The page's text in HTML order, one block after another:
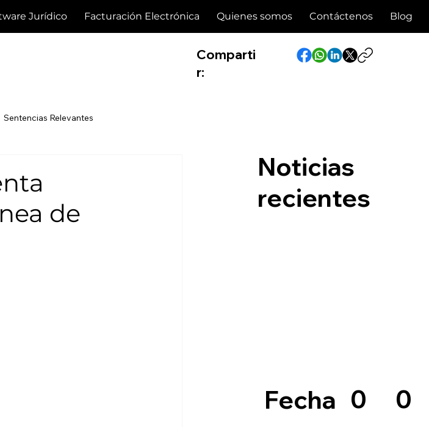
Jurídico Facturación Electrónica Quienes somos Contáctenos Blog
Sentencias Relevantes
de
Noticias
recientes
Fecha 0 0
Comparti
r: